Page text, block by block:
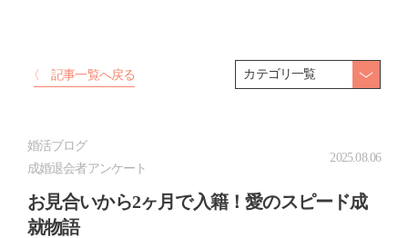
〈 記事一覧へ戻る カテゴリ一覧
婚活ブログ
成婚退会者アンケート
2025.08.06
お見合いから2ヶ月で入籍！愛のスピード成
就物語